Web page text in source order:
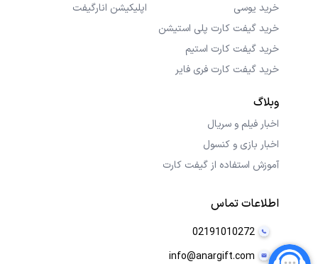
خرید یوسی
خرید گیفت کارت پلی استیشن
خرید گیفت کارت استیم
خرید گیفت کارت فری فایر
اپلیکیشن انارگیفت
وبلاگ
اخبار فیلم و سریال
اخبار بازی و کنسول
آموزش استفاده از گیفت کارت
اطلاعات تماس
02191010272
info@anargift.com